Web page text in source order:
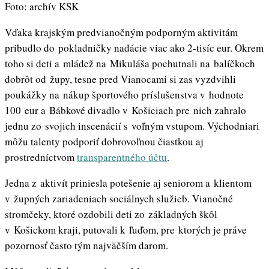
Foto: archív KSK
Vďaka krajským predvianočným podporným aktivitám
pribudlo do pokladničky nadácie viac ako 2-tisíc eur. Okrem
toho si deti a mládež na Mikuláša pochutnali na balíčkoch
dobrôt od župy, tesne pred Vianocami si zas vyzdvihli
poukážky na nákup športového príslušenstva v hodnote
100 eur a Bábkové divadlo v Košiciach pre nich zahralo
jednu zo svojich inscenácií s voľným vstupom. Východniari
môžu talenty podporiť dobrovoľnou čiastkou aj
prostredníctvomtransparentného účtu.
Jedna z aktivít priniesla potešenie aj seniorom a klientom
v župných zariadeniach sociálnych služieb. Vianočné
stromčeky, ktoré ozdobili deti zo základných škôl
v Košickom kraji, putovali k ľuďom, pre ktorých je práve
pozornosť často tým najväčším darom.